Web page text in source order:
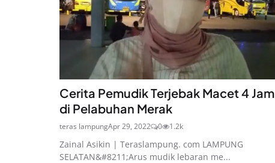
Cerita Pemudik Terjebak Macet 4 Jam
di Pelabuhan Merak
teras lampungApr 29, 2022 0 1.2k
Zainal Asikin | Teraslampung. com LAMPUNG
SELATAN&#8211;Arus mudik lebaran me...